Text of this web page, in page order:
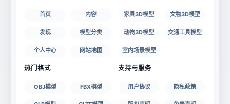
首页 内容
发现 模型分类
个人中心 网站地图
家具3D模型 文物3D模型
动物3D模型 交通工具模型
室内场景模型
热门格式
OBJ模型 FBX模型
支持与服务
用户协议 隐私政策